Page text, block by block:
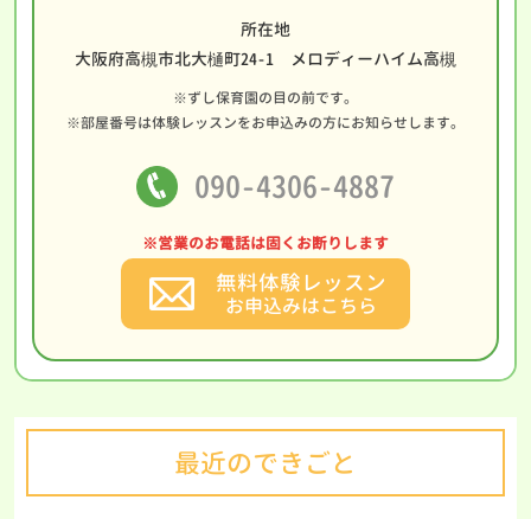
所在地
大阪府高槻市北大樋町24-1 メロディーハイム高槻
※ずし保育園の目の前です。
※部屋番号は体験レッスンをお申込みの方にお知らせします。
090-4306-4887
※営業のお電話は固くお断りします
無料体験レッスン
お申込みはこちら
最近のできごと